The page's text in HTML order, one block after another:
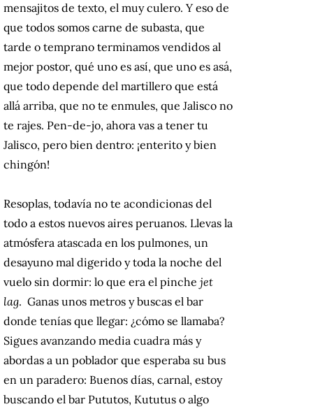
mensajitos de texto, el muy culero. Y eso de
que todos somos carne de subasta, que
tarde o temprano terminamos vendidos al
mejor postor, qué uno es así, que uno es asá,
que todo depende del martillero que está
allá arriba, que no te enmules, que Jalisco no
te rajes. Pen-de-jo, ahora vas a tener tu
Jalisco, pero bien dentro: ¡enterito y bien
chingón!
Resoplas, todavía no te acondicionas del
todo a estos nuevos aires peruanos. Llevas la
atmósfera atascada en los pulmones, un
desayuno mal digerido y toda la noche del
vuelo sin dormir: lo que era el pinche jet
lag. Ganas unos metros y buscas el bar
donde tenías que llegar: ¿cómo se llamaba?
Sigues avanzando media cuadra más y
abordas a un poblador que esperaba su bus
en un paradero: Buenos días, carnal, estoy
buscando el bar Pututos, Kututus o algo